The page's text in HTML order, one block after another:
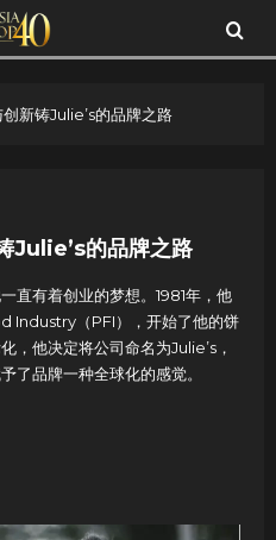
新铸Julie’s的品牌之路
Julie’s的品牌之路
直有着创业的梦想。1981年，他
Industry（PFI），开始了他的饼
，他决定将公司命名为Julie’s，
了品牌一种全球化的感觉。